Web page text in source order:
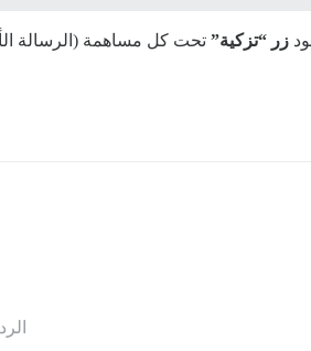
زر “تزكية” تحت كل مساهمة (الرسالة